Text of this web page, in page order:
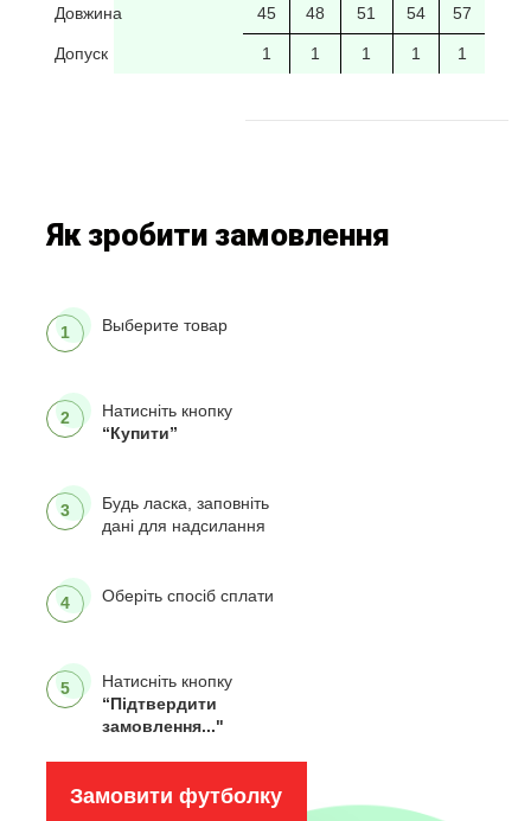
Довжина 45 48 51 54 57
Допуск 1 1 1 1 1
Як зробити замовлення
1 Выберите товар
2
Натисніть кнопку
“Купити”
3
Будь ласка, заповніть
дані для надсилання
4 Оберіть спосіб сплати
5
Натисніть кнопку
“Підтвердити
замовлення..."
Замовити футболку